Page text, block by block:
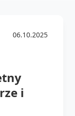
06.10.2025
i